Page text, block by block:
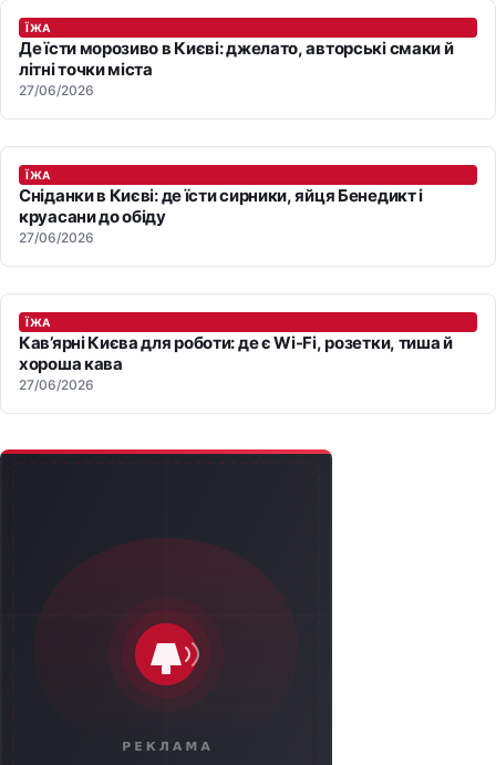
ЇЖА
Де їсти морозиво в Києві: джелато, авторські смаки й
літні точки міста
27/06/2026
ЇЖА
Сніданки в Києві: де їсти сирники, яйця Бенедикт і
круасани до обіду
27/06/2026
ЇЖА
Кав’ярні Києва для роботи: де є Wi-Fi, розетки, тиша й
хороша кава
27/06/2026